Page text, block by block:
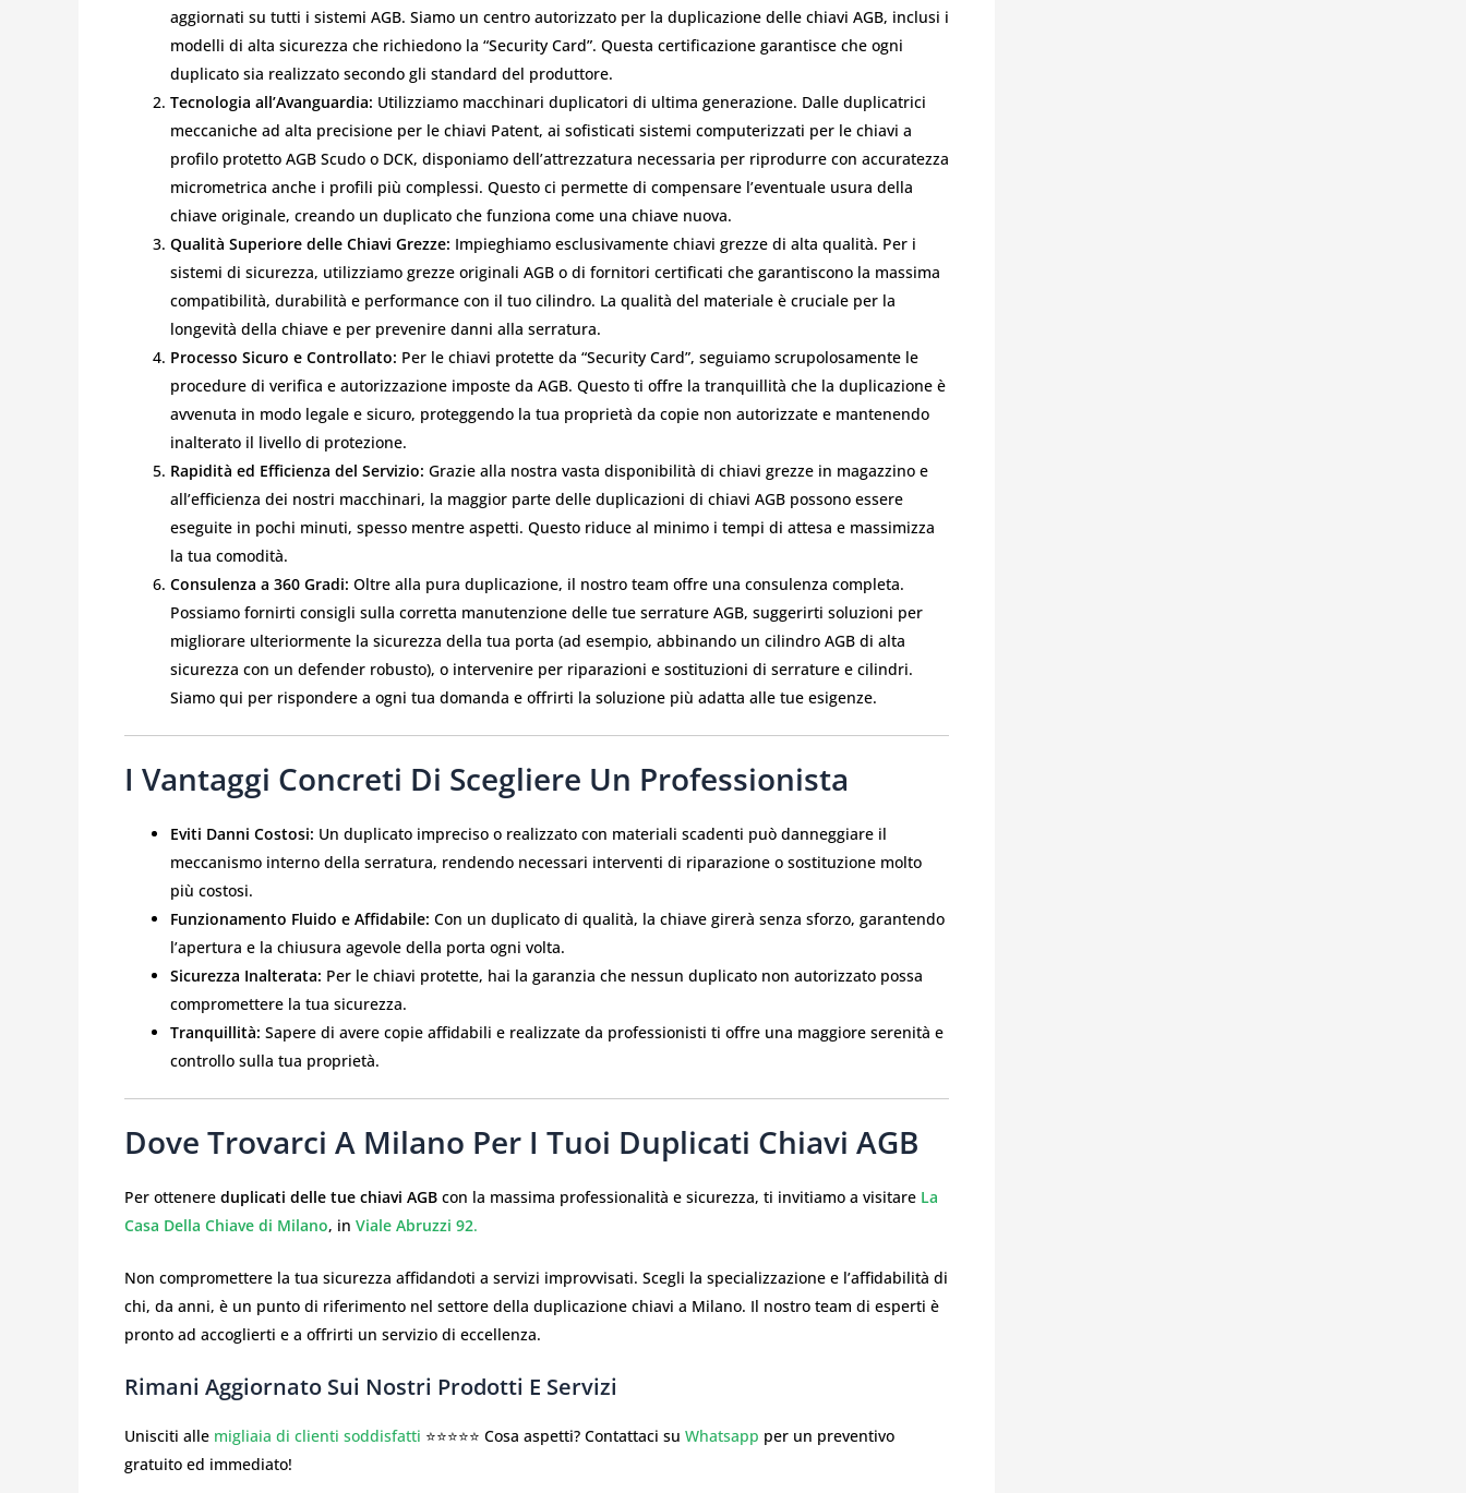
aggiornati su tutti i sistemi AGB. Siamo un centro autorizzato per la duplicazione delle chiavi AGB, inclusi i
modelli di alta sicurezza che richiedono la “Security Card”. Questa certificazione garantisce che ogni
duplicato sia realizzato secondo gli standard del produttore.
Tecnologia all’Avanguardia: Utilizziamo macchinari duplicatori di ultima generazione. Dalle duplicatrici
meccaniche ad alta precisione per le chiavi Patent, ai sofisticati sistemi computerizzati per le chiavi a
profilo protetto AGB Scudo o DCK, disponiamo dell’attrezzatura necessaria per riprodurre con accuratezza
micrometrica anche i profili più complessi. Questo ci permette di compensare l’eventuale usura della
chiave originale, creando un duplicato che funziona come una chiave nuova.
Qualità Superiore delle Chiavi Grezze: Impieghiamo esclusivamente chiavi grezze di alta qualità. Per i
sistemi di sicurezza, utilizziamo grezze originali AGB o di fornitori certificati che garantiscono la massima
compatibilità, durabilità e performance con il tuo cilindro. La qualità del materiale è cruciale per la
longevità della chiave e per prevenire danni alla serratura.
Processo Sicuro e Controllato: Per le chiavi protette da “Security Card”, seguiamo scrupolosamente le
procedure di verifica e autorizzazione imposte da AGB. Questo ti offre la tranquillità che la duplicazione è
avvenuta in modo legale e sicuro, proteggendo la tua proprietà da copie non autorizzate e mantenendo
inalterato il livello di protezione.
Rapidità ed Efficienza del Servizio: Grazie alla nostra vasta disponibilità di chiavi grezze in magazzino e
all’efficienza dei nostri macchinari, la maggior parte delle duplicazioni di chiavi AGB possono essere
eseguite in pochi minuti, spesso mentre aspetti. Questo riduce al minimo i tempi di attesa e massimizza
la tua comodità.
Consulenza a 360 Gradi: Oltre alla pura duplicazione, il nostro team offre una consulenza completa.
Possiamo fornirti consigli sulla corretta manutenzione delle tue serrature AGB, suggerirti soluzioni per
migliorare ulteriormente la sicurezza della tua porta (ad esempio, abbinando un cilindro AGB di alta
sicurezza con un defender robusto), o intervenire per riparazioni e sostituzioni di serrature e cilindri.
Siamo qui per rispondere a ogni tua domanda e offrirti la soluzione più adatta alle tue esigenze.
I Vantaggi Concreti Di Scegliere Un Professionista
Eviti Danni Costosi: Un duplicato impreciso o realizzato con materiali scadenti può danneggiare il
meccanismo interno della serratura, rendendo necessari interventi di riparazione o sostituzione molto
più costosi.
Funzionamento Fluido e Affidabile: Con un duplicato di qualità, la chiave girerà senza sforzo, garantendo
l’apertura e la chiusura agevole della porta ogni volta.
Sicurezza Inalterata: Per le chiavi protette, hai la garanzia che nessun duplicato non autorizzato possa
compromettere la tua sicurezza.
Tranquillità: Sapere di avere copie affidabili e realizzate da professionisti ti offre una maggiore serenità e
controllo sulla tua proprietà.
Dove Trovarci A Milano Per I Tuoi Duplicati Chiavi AGB
Per ottenere duplicati delle tue chiavi AGB con la massima professionalità e sicurezza, ti invitiamo a visitare La
Casa Della Chiave di Milano, in Viale Abruzzi 92.
Non compromettere la tua sicurezza affidandoti a servizi improvvisati. Scegli la specializzazione e l’affidabilità di
chi, da anni, è un punto di riferimento nel settore della duplicazione chiavi a Milano. Il nostro team di esperti è
pronto ad accoglierti e a offrirti un servizio di eccellenza.
Rimani Aggiornato Sui Nostri Prodotti E Servizi
Unisciti alle migliaia di clienti soddisfatti ⭐⭐⭐⭐⭐ Cosa aspetti? Contattaci su Whatsapp per un preventivo
gratuito ed immediato!